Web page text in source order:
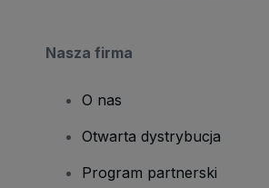
Nasza firma
O nas
Otwarta dystrybucja
Program partnerski